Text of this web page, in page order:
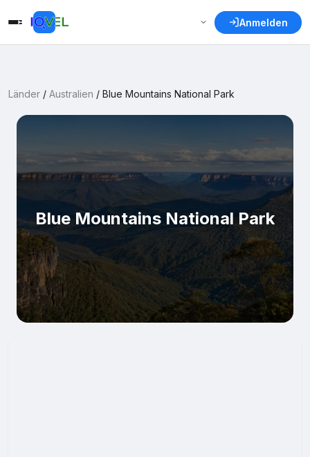
Anmelden
Länder / Australien / Blue Mountains National Park
Blue Mountains National Park